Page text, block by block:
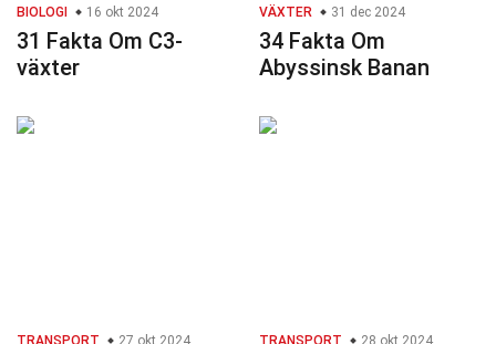
BIOLOGI 16 okt 2024
31 Fakta Om C3-
växter
VÄXTER 31 dec 2024
34 Fakta Om
Abyssinsk Banan